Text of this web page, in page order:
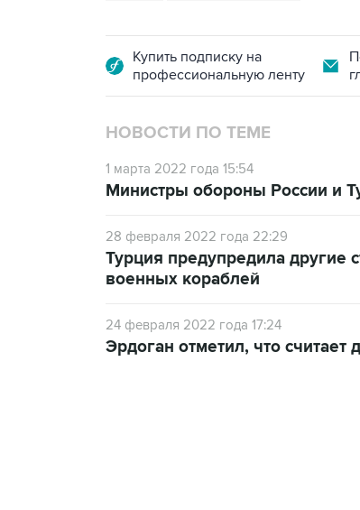
Купить подписку на
профессиональную ленту
НОВОСТИ ПО ТЕМЕ
1 марта 2022 года 15:54
Министры обороны России и
28 февраля 2022 года 22:29
Турция предупредила другие
военных кораблей
24 февраля 2022 года 17:24
Эрдоган отметил, что